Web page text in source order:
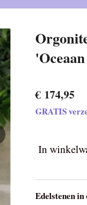
€ 174,95
GRATIS
In
Edelstenen